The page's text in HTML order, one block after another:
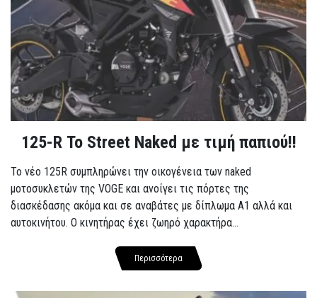
125-R Το Street Naked με τιμή παπιού!!
Το νέο 125R συμπληρώνει την οικογένεια των naked
μοτοσυκλετών της VOGE και ανοίγει τις πόρτες της
διασκέδασης ακόμα και σε αναβάτες με δίπλωμα A1 αλλά και
αυτοκινήτου. Ο κινητήρας έχει ζωηρό χαρακτήρα...
Περισσότερα